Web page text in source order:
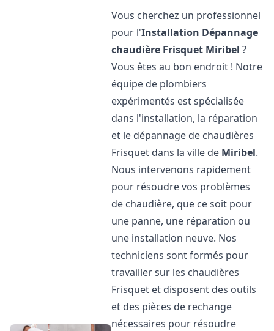
Vous cherchez un professionnel
pour l'Installation Dépannage
chaudière Frisquet Miribel ?
Vous êtes au bon endroit ! Notre
équipe de plombiers
expérimentés est spécialisée
dans l'installation, la réparation
et le dépannage de chaudières
Frisquet dans la ville de Miribel.
Nous intervenons rapidement
pour résoudre vos problèmes
de chaudière, que ce soit pour
une panne, une réparation ou
une installation neuve. Nos
techniciens sont formés pour
travailler sur les chaudières
Frisquet et disposent des outils
et des pièces de rechange
nécessaires pour résoudre